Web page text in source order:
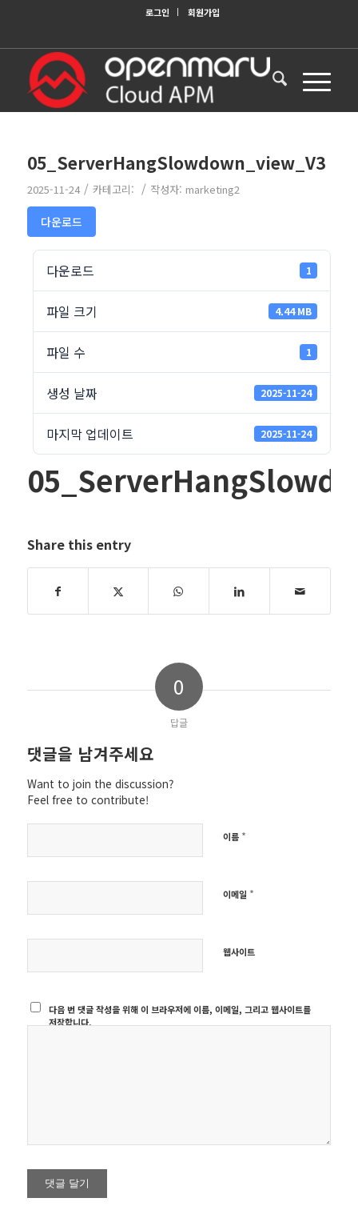
로그인 회원가입
05_ServerHangSlowdown_view_V3
2025-11-24 / 카테고리: / 작성자: marketing2
다운로드
다운로드 1
파일 크기 4.44 MB
파일 수 1
생성 날짜 2025-11-24
마지막 업데이트 2025-11-24
Share this entry
0
답글
댓글을 남겨주세요
Want to join the discussion?
Feel free to contribute!
이름 *
이메일 *
웹사이트
다음 번 댓글 작성을 위해 이 브라우저에 이름, 이메일, 그리고 웹사이트를
저장합니다.